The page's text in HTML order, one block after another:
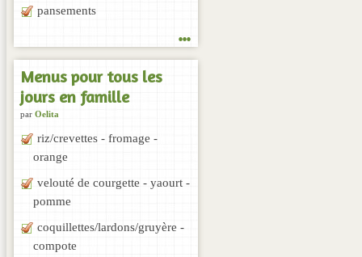
pansements
...
Menus pour tous les
jours en famille
par Oelita
riz/crevettes - fromage -
orange
velouté de courgette - yaourt -
pomme
coquillettes/lardons/gruyère -
compote